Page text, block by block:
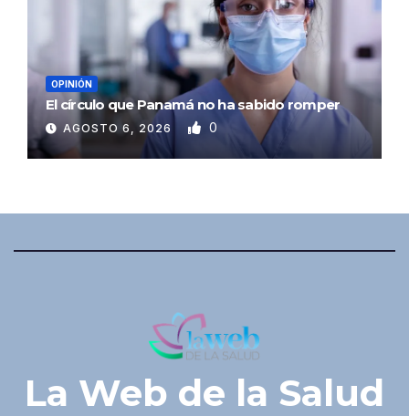
OPINIÓN
El círculo que Panamá no ha sabido romper
AGOSTO 6, 2026 0
La Web de la Salud